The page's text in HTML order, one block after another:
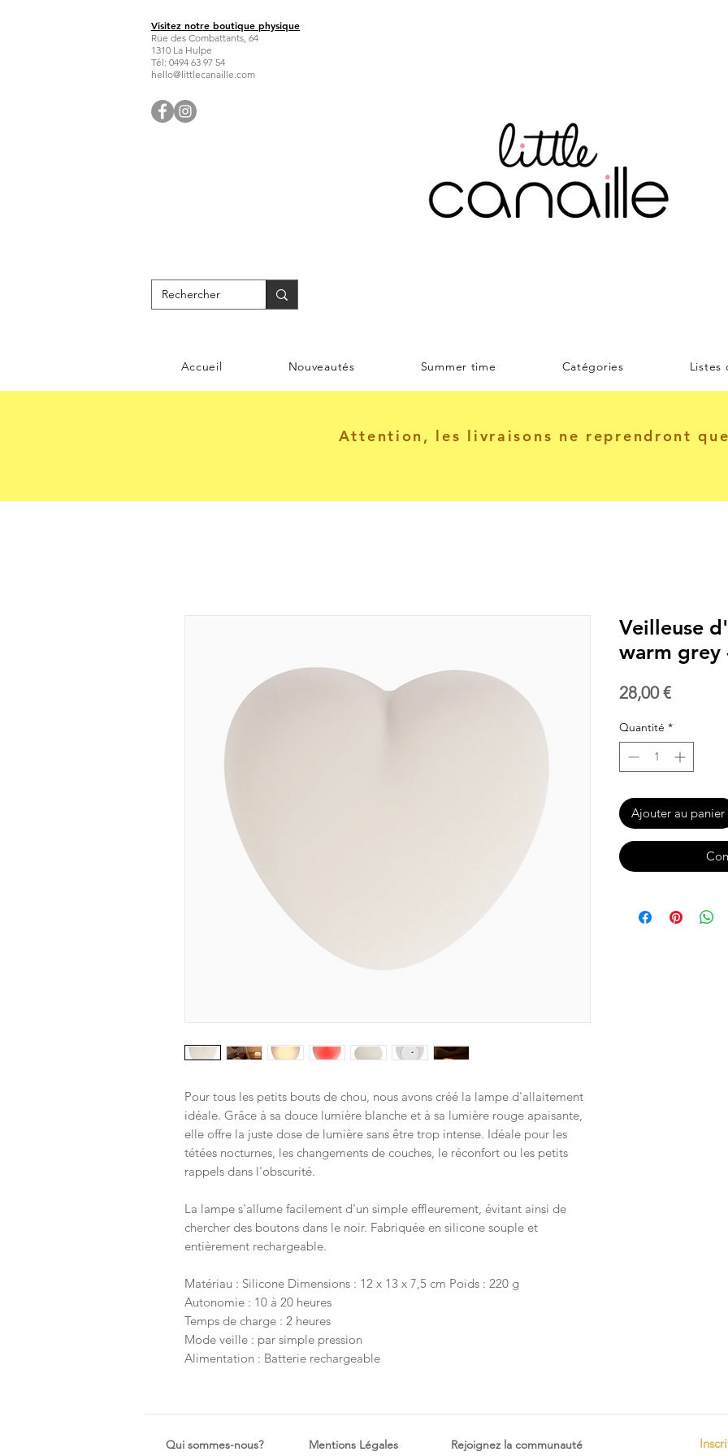
Visitez notre boutique physique
Rue des Combattants, 64
1310 La Hulpe
Tél: 0494 63 97 54
hello@littlecanaille.com
Accueil Nouveautés Summer time Catégories Listes
Attention, les livraisons ne reprendront
Pour tous les petits bouts de chou, nous avons créé la lampe d'allaitement
idéale. Grâce à sa douce lumière blanche et à sa lumière rouge apaisante,
elle offre la juste dose de lumière sans être trop intense. Idéale pour les
tétées nocturnes, les changements de couches, le réconfort ou les petits
rappels dans l'obscurité.
La lampe s'allume facilement d'un simple effleurement, évitant ainsi de
chercher des boutons dans le noir. Fabriquée en silicone souple et
entièrement rechargeable.
Matériau : Silicone Dimensions : 12 x 13 x 7,5 cm Poids : 220 g
Autonomie : 10 à 20 heures
Temps de charge : 2 heures
Mode veille : par simple pression
Alimentation : Batterie rechargeable
Veilleuse
warm grey
28,00 €Prix
Quantité *
Ajouter au panier
Qui sommes-nous? Mentions Légales Rejoignez la communauté